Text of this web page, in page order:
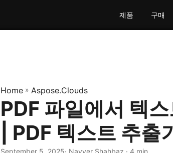
제품 구매
Home » Aspose.Clouds
PDF 파일에서 텍
| PDF 텍스트 추출
September 5, 2025· Nayyer Shahbaz · 4 min